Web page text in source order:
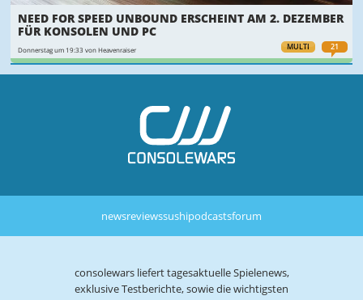
MULTI 21
NEED FOR SPEED UNBOUND ERSCHEINT AM 2. DEZEMBER
FÜR KONSOLEN UND PC
Donnerstag um 19:33 von Heavenraiser
newsreviewssushipodcastsforum
consolewars liefert tagesaktuelle Spielenews,
exklusive Testberichte, sowie die wichtigsten